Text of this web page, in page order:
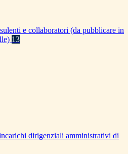
e collaboratori (da pubblicare in
13
dirigenziali amministrativi di